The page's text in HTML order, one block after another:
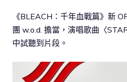
《BLEACH：千年血戰篇》新
團 w.o.d. 擔當，演唱歌曲〈
中試聽到片段。